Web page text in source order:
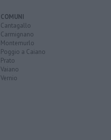
COMUNI
Cantagallo
Carmignano
Montemurlo
Poggio a Caiano
Prato
Vaiano
Vernio